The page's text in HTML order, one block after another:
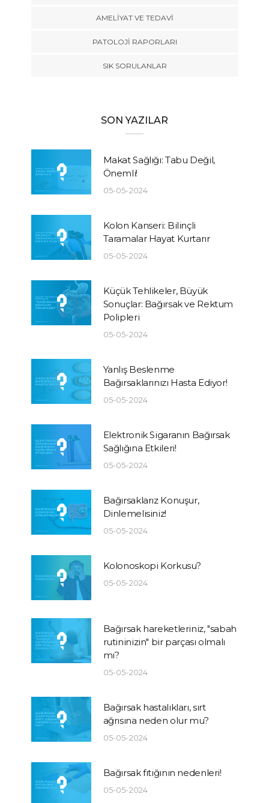
AMELIYAT VE TEDAVI
PATOLOJI RAPORLARI
SIK SORULANLAR
SON YAZILAR
Makat Sağlığı: Tabu Değil,
Önemli!
05-05-2024
Kolon Kanseri: Bilinçli
Taramalar Hayat Kurtarır
05-05-2024
Küçük Tehlikeler, Büyük
Sonuçlar: Bağırsak ve Rektum
Polipleri
05-05-2024
Yanlış Beslenme
Bağırsaklarınızı Hasta Ediyor!
05-05-2024
Elektronik Sigaranın Bağırsak
Sağlığına Etkileri!
05-05-2024
Bağırsaklarız Konuşur,
Dinlemelisiniz!
05-05-2024
Kolonoskopi Korkusu?
05-05-2024
Bağırsak hareketleriniz, "sabah
rutininizin" bir parçası olmalı
mı?
05-05-2024
Bağırsak hastalıkları, sırt
ağrısına neden olur mu?
05-05-2024
Bağırsak fıtığının nedenleri!
05-05-2024